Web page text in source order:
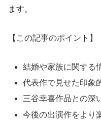
ます。
【この記事のポイント】
結婚や家族に関する
代表作で見せた印象
三谷幸喜作品との深
今後の出演作をより